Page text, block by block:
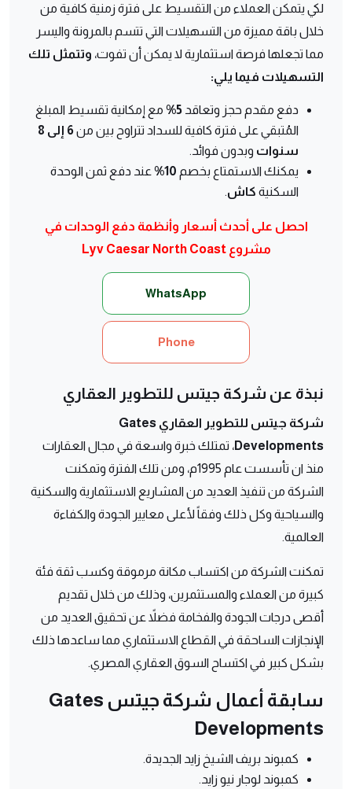
لكي يتمكن العملاء من التقسيط على فترة زمنية كافية من
خلال باقة مميزة من التسهيلات التي تتسم بالمرونة واليسر
مما تجعلها فرصة استثمارية لا يمكن أن تفوت، وتتمثل تلك
التسهيلات فيما يلي:
دفع مقدم حجز وتعاقد
مع إمكانية تقسيط المبلغ
المُتبقي على فترة كافية للسداد تتراوح بين من
6 إلى 8
سنوات وبدون فوائد.
يمكنك الاستمتاع بخصم
عند دفع ثمن الوحدة
السكنية كاش.
احصل على أحدث أسعار وأنظمة دفع الوحدات في
مشروع Lyv Caesar North Coast
WhatsApp
Phone
نبذة عن شركة جيتس للتطوير العقاري
شركة جيتس للتطوير العقاري Gates
Developments، تمتلك خبرة واسعة في مجال العقارات
منذ ان تأسست عام 1995م، ومن تلك الفترة وتمكنت
الشركة من تنفيذ العديد من المشاريع الاستثمارية والسكنية
والسياحية وكل ذلك وفقاً لأعلى معايير الجودة والكفاءة
العالمية.
تمكنت الشركة من اكتساب مكانة مرموقة وكسب ثقة فئة
كبيرة من العملاء والمستثمرين، وذلك من خلال تقديم
أقصى درجات الجودة والفخامة فضلاً عن تحقيق العديد من
الإنجازات الساحقة في القطاع الاستثماري مما ساعدها ذلك
بشكل كبير في اكتساح السوق العقاري المصري.
سابقة أعمال شركة جيتس Gates
Developments
كمبوند بريف الشيخ زايد الجديدة.
كمبوند لوجار نيو زايد.